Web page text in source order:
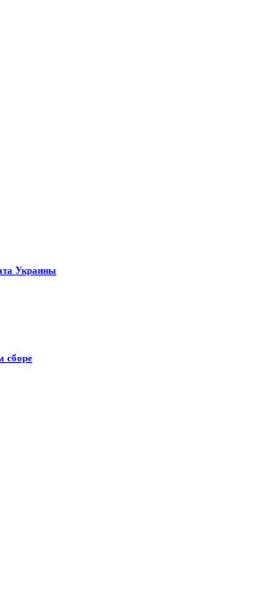
Украины
сборе